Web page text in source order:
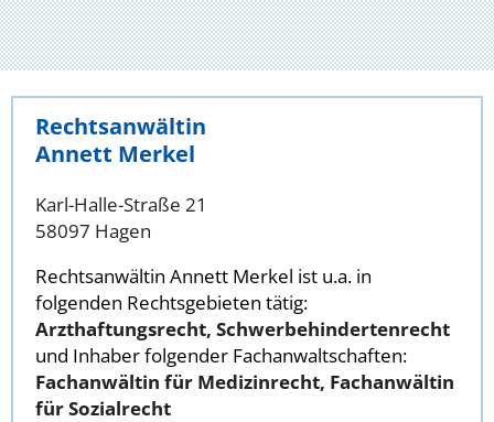
Rechtsanwältin
Annett Merkel
Karl-Halle-Straße 21
58097 Hagen
Rechtsanwältin Annett Merkel ist u.a. in
folgenden Rechtsgebieten tätig:
Arzthaftungsrecht, Schwerbehindertenrecht
und Inhaber folgender Fachanwaltschaften:
Fachanwältin für Medizinrecht, Fachanwältin
für Sozialrecht